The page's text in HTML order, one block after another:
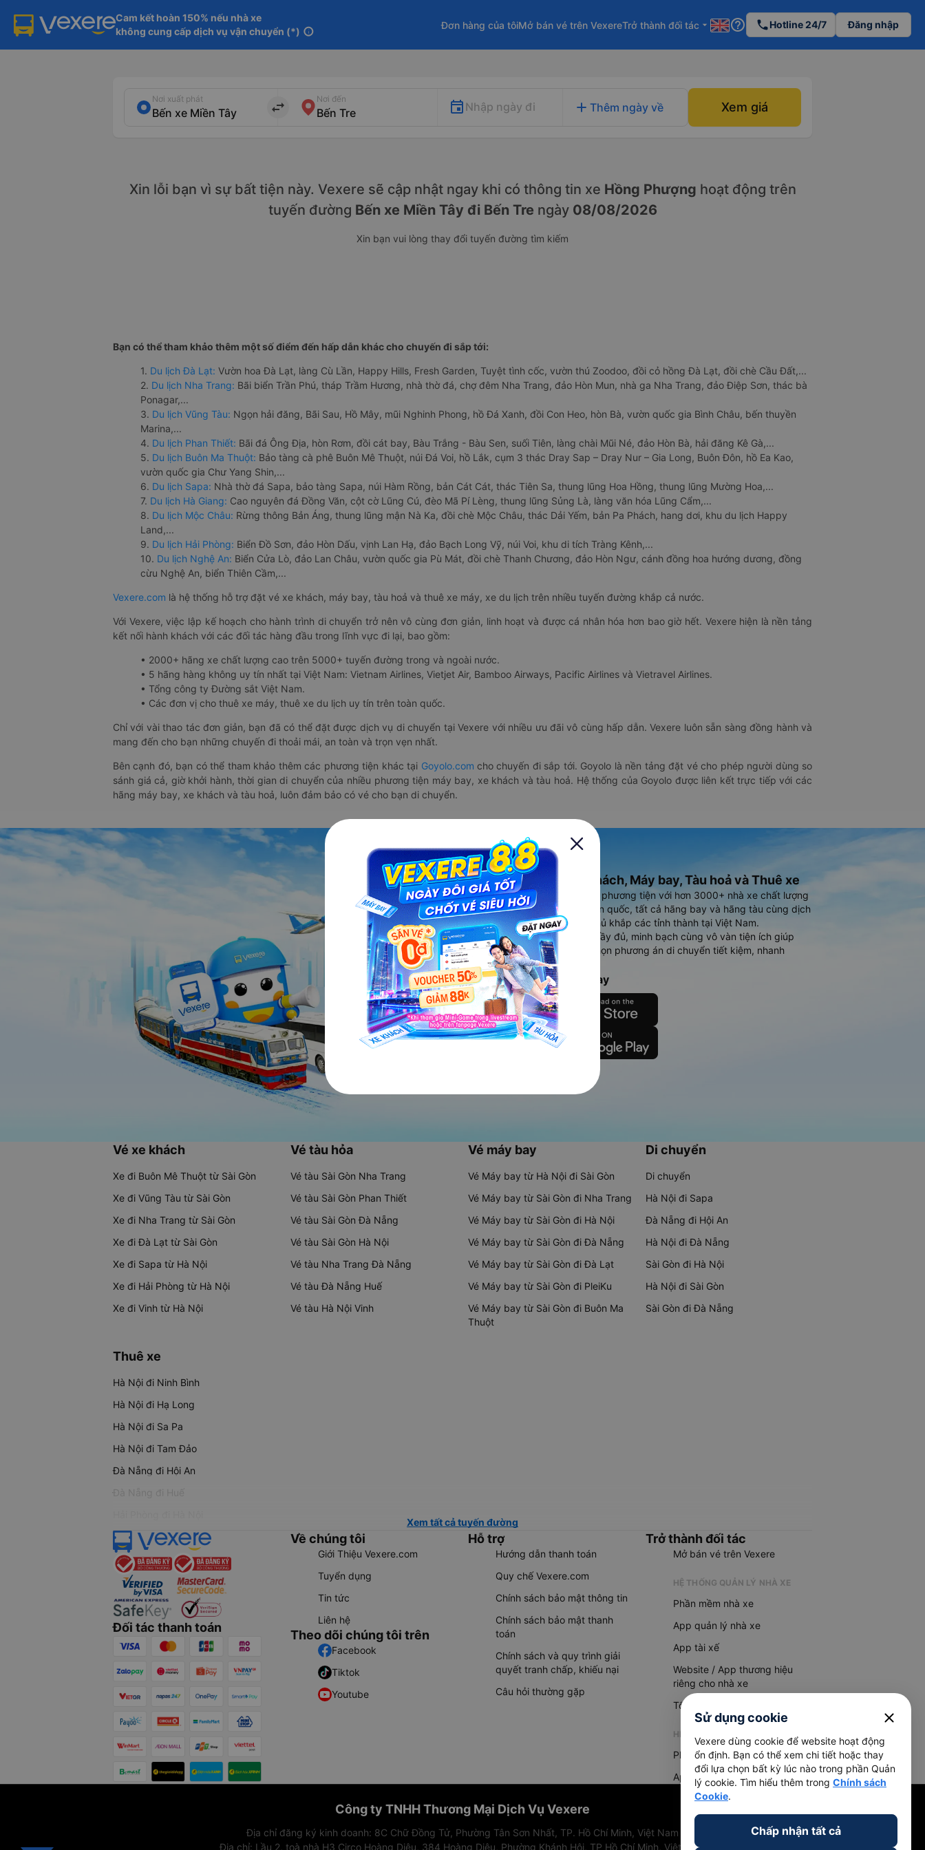
Cam kết hoàn 150% nếu nhà xe
không cung cấp dịch vụ vận chuyển (*) info
Đơn hàng của tôiMở bán vé trên VexereTrở thành đối tác arrow_drop_down help_outline phoneHotline 24/7 Đăng nhập
Nơi xuất phát
import_export
Nơi đến
Nhập ngày đi add Thêm ngày về Xem giá
Xin lỗi bạn vì sự bất tiện này. Vexere sẽ cập nhật ngay khi có thông tin xe Hồng Phượng hoạt động trên
tuyến đường Bến xe Miền Tây đi Bến Tre ngày 08/08/2026
Xin bạn vui lòng thay đổi tuyến đường tìm kiếm
Bạn có thể tham khảo thêm một số điểm đến hấp dẫn khác cho chuyến đi sắp tới:
1. Du lịch Đà Lạt: Vườn hoa Đà Lạt, làng Cù Lần, Happy Hills, Fresh Garden, Tuyệt tình cốc, vườn thú Zoodoo, đồi cỏ hồng Đà Lạt, đồi chè Cầu Đất,...
2. Du lịch Nha Trang: Bãi biển Trần Phú, tháp Trầm Hương, nhà thờ đá, chợ đêm Nha Trang, đảo Hòn Mun, nhà ga Nha Trang, đảo Điệp Sơn, thác bà
Ponagar,...
3. Du lịch Vũng Tàu: Ngọn hải đăng, Bãi Sau, Hồ Mây, mũi Nghinh Phong, hồ Đá Xanh, đồi Con Heo, hòn Bà, vườn quốc gia Bình Châu, bến thuyền
Marina,...
4. Du lịch Phan Thiết: Bãi đá Ông Địa, hòn Rơm, đồi cát bay, Bàu Trắng - Bàu Sen, suối Tiên, làng chài Mũi Né, đảo Hòn Bà, hải đăng Kê Gà,...
5. Du lịch Buôn Ma Thuột: Bảo tàng cà phê Buôn Mê Thuột, núi Đá Voi, hồ Lắk, cụm 3 thác Dray Sap – Dray Nur – Gia Long, Buôn Đôn, hồ Ea Kao,
vườn quốc gia Chư Yang Shin,...
6. Du lịch Sapa: Nhà thờ đá Sapa, bảo tàng Sapa, núi Hàm Rồng, bản Cát Cát, thác Tiên Sa, thung lũng Hoa Hồng, thung lũng Mường Hoa,...
7. Du lịch Hà Giang: Cao nguyên đá Đồng Văn, cột cờ Lũng Cú, đèo Mã Pí Lèng, thung lũng Sủng Là, làng văn hóa Lũng Cẩm,...
8. Du lịch Mộc Châu: Rừng thông Bản Áng, thung lũng mận Nà Ka, đồi chè Mộc Châu, thác Dải Yếm, bản Pa Phách, hang dơi, khu du lịch Happy
Land,...
9. Du lịch Hải Phòng: Biển Đồ Sơn, đảo Hòn Dấu, vịnh Lan Hạ, đảo Bạch Long Vỹ, núi Voi, khu di tích Tràng Kênh,...
10. Du lịch Nghệ An: Biển Cửa Lò, đảo Lan Châu, vườn quốc gia Pù Mát, đồi chè Thanh Chương, đảo Hòn Ngư, cánh đồng hoa hướng dương, đồng
cừu Nghệ An, biển Thiên Cầm,...
Vexere.com là hệ thống hỗ trợ đặt vé xe khách, máy bay, tàu hoả và thuê xe máy, xe du lịch trên nhiều tuyến đường khắp cả nước.
Với Vexere, việc lập kế hoạch cho hành trình di chuyển trở nên vô cùng đơn giản, linh hoạt và được cá nhân hóa hơn bao giờ hết. Vexere hiện là nền tảng
kết nối hành khách với các đối tác hàng đầu trong lĩnh vực đi lại, bao gồm:
• 2000+ hãng xe chất lượng cao trên 5000+ tuyến đường trong và ngoài nước.
• 5 hãng hàng không uy tín nhất tại Việt Nam: Vietnam Airlines, Vietjet Air, Bamboo Airways, Pacific Airlines và Vietravel Airlines.
• Tổng công ty Đường sắt Việt Nam.
• Các đơn vị cho thuê xe máy, thuê xe du lịch uy tín trên toàn quốc.
Chỉ với vài thao tác đơn giản, bạn đã có thể đặt được dịch vụ di chuyển tại Vexere với nhiều ưu đãi vô cùng hấp dẫn. Vexere luôn sẵn sàng đồng hành và
mang đến cho bạn những chuyến đi thoải mái, an toàn và trọn vẹn nhất.
Bên cạnh đó, bạn có thể tham khảo thêm các phương tiện khác tại Goyolo.com cho chuyến đi sắp tới. Goyolo là nền tảng đặt vé cho phép người dùng so
sánh giá cả, giờ khởi hành, thời gian di chuyển của nhiều phương tiện máy bay, xe khách và tàu hoả. Hệ thống của Goyolo được liên kết trực tiếp với các
hãng máy bay, xe khách và tàu hoả, luôn đảm bảo có vé cho bạn di chuyển.
Ứng dụng đặt vé Xe khách, Máy bay, Tàu hoả và Thuê xe
Vexere - ứng dụng đặt vé đa phương tiện với hơn 3000+ nhà xe chất lượng
cao, 5000+ tuyến đường toàn quốc, tất cả hãng bay và hãng tàu cùng dịch
vụ thuê xe máy, xe du lịch phủ khắp các tỉnh thành tại Việt Nam.
Ứng dụng hiển thị thông tin đầy đủ, minh bạch cùng vô vàn tiện ích giúp
người dùng so sánh và lựa chọn phương án di chuyển tiết kiệm, nhanh
chóng và phù hợp nhất.
Tải ứng dụng Vexere ngay
Vé xe khách
Xe đi Buôn Mê Thuột từ Sài Gòn
Xe đi Vũng Tàu từ Sài Gòn
Xe đi Nha Trang từ Sài Gòn
Xe đi Đà Lạt từ Sài Gòn
Xe đi Sapa từ Hà Nội
Xe đi Hải Phòng từ Hà Nội
Xe đi Vinh từ Hà Nội
Vé tàu hỏa
Vé tàu Sài Gòn Nha Trang
Vé tàu Sài Gòn Phan Thiết
Vé tàu Sài Gòn Đà Nẵng
Vé tàu Sài Gòn Hà Nội
Vé tàu Nha Trang Đà Nẵng
Vé tàu Đà Nẵng Huế
Vé tàu Hà Nội Vinh
Vé máy bay
Vé Máy bay từ Hà Nội đi Sài Gòn
Vé Máy bay từ Sài Gòn đi Nha Trang
Vé Máy bay từ Sài Gòn đi Hà Nội
Vé Máy bay từ Sài Gòn đi Đà Nẵng
Vé Máy bay từ Sài Gòn đi Đà Lạt
Vé Máy bay từ Sài Gòn đi PleiKu
Vé Máy bay từ Sài Gòn đi Buôn Ma
Thuột
Di chuyển
Di chuyển
Hà Nội đi Sapa
Đà Nẵng đi Hội An
Hà Nội đi Đà Nẵng
Sài Gòn đi Hà Nội
Hà Nội đi Sài Gòn
Sài Gòn đi Đà Nẵng
Thuê xe
Hà Nội đi Ninh Bình
Hà Nội đi Hạ Long
Hà Nội đi Sa Pa
Hà Nội đi Tam Đảo
Đà Nẵng đi Hội An
Đà Nẵng đi Huế
Xem tất cả tuyến đường
Đối tác thanh toán
Về chúng tôi
Giới Thiệu Vexere.com
Tuyển dụng
Tin tức
Liên hệ
Theo dõi chúng tôi trên
Facebook
Tiktok
Youtube
Hỗ trợ
Hướng dẫn thanh toán
Quy chế Vexere.com
Chính sách bảo mật thông tin
Chính sách bảo mật thanh
toán
Chính sách và quy trình giải
quyết tranh chấp, khiếu nại
Câu hỏi thường gặp
Trở thành đối tác
Mở bán vé trên Vexere
HỆ THỐNG QUẢN LÝ NHÀ XE
Phần mềm nhà xe
App quản lý nhà xe
App tài xế
Website / App thương hiệu
riêng cho nhà xe
Tổng đài AI
HỆ THỐNG QUẢN LÝ HÀNG HOÁ
Phần mềm quản lý hàng hoá
App quản lý hàng hoá
Công ty TNHH Thương Mại Dịch Vụ Vexere
Địa chỉ đăng ký kinh doanh: 8C Chữ Đồng Tử, Phường Tân Sơn Nhất, TP. Hồ Chí Minh, Việt Nam
Địa chỉ: Lầu 2, toà nhà H3 Circo Hoàng Diệu, 384 Hoàng Diệu, Phường Khánh Hội, TP Hồ Chí Minh, Việt Nam
Sử dụng cookie close
Vexere dùng cookie để website hoạt động
ổn định. Bạn có thể xem chi tiết hoặc thay
đổi lựa chọn bất kỳ lúc nào trong phần Quản
lý cookie. Tìm hiểu thêm trong Chính sách
Cookie.
Chấp nhận tất cả